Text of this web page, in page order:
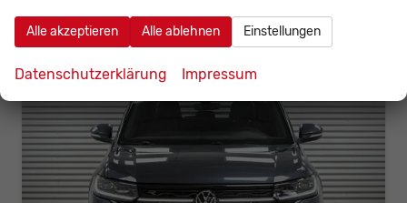
Alle akzeptieren Alle ablehnen Einstellungen
Datenschutzerklärung Impressum